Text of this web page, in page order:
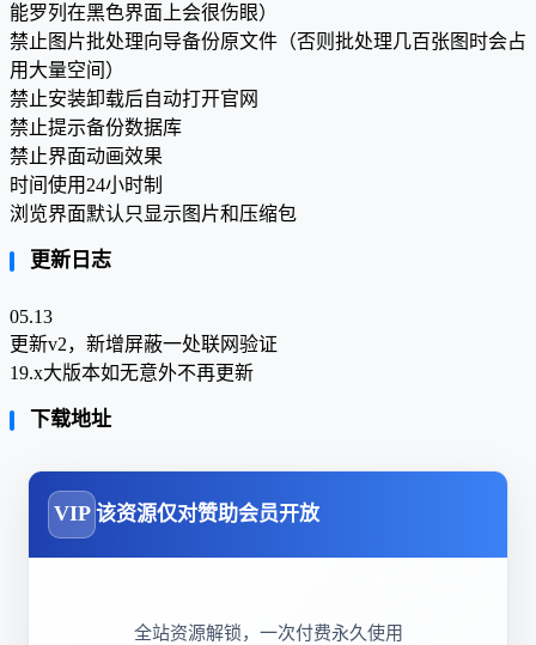
能罗列在黑色界面上会很伤眼）
禁止图片批处理向导备份原文件（否则批处理几百张图时会占
用大量空间）
禁止安装卸载后自动打开官网
禁止提示备份数据库
禁止界面动画效果
时间使用24小时制
浏览界面默认只显示图片和压缩包
更新日志
05.13
更新v2，新增屏蔽一处联网验证
19.x大版本如无意外不再更新
下载地址
VIP 该资源仅对赞助会员开放
全站资源解锁，一次付费永久使用